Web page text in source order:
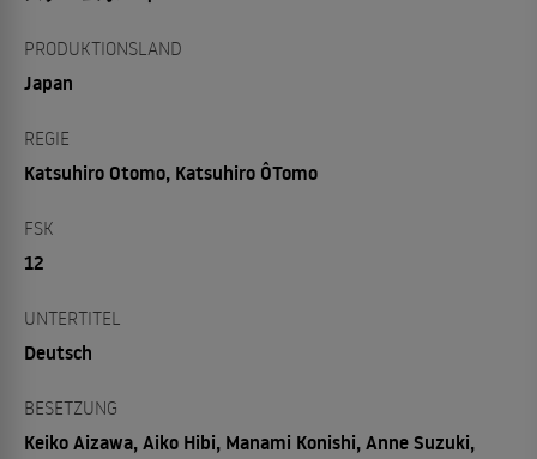
PRODUKTIONSLAND
Japan
REGIE
Katsuhiro Otomo, Katsuhiro ÔTomo
FSK
12
UNTERTITEL
Deutsch
BESETZUNG
Keiko Aizawa, Aiko Hibi, Manami Konishi, Anne Suzuki,